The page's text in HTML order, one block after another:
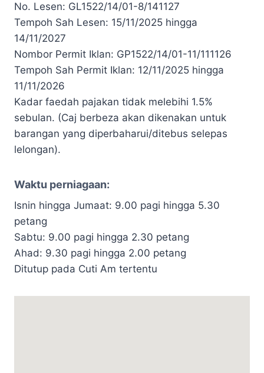
No. Lesen: GL1522/14/01-8/141127
Tempoh Sah Lesen: 15/11/2025 hingga
14/11/2027
Nombor Permit Iklan: GP1522/14/01-11/111126
Tempoh Sah Permit Iklan: 12/11/2025 hingga
11/11/2026
Kadar faedah pajakan tidak melebihi 1.5%
sebulan. (Caj berbeza akan dikenakan untuk
barangan yang diperbaharui/ditebus selepas
lelongan).
Waktu perniagaan:
Isnin hingga Jumaat: 9.00 pagi hingga 5.30
petang
Sabtu: 9.00 pagi hingga 2.30 petang
Ahad: 9.30 pagi hingga 2.00 petang
Ditutup pada Cuti Am tertentu